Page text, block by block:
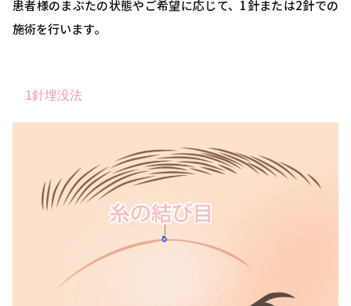
患者様のまぶたの状態やご希望に応じて、1針または2針での
施術を行います。
1針埋没法